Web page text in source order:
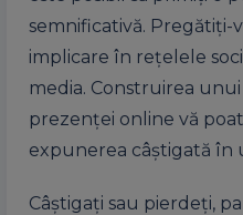
semnificativă.
implicare în rețelele
media. Construirea
prezenței online vă
expunerea câștigată în
Câștigați sau pierdeți,